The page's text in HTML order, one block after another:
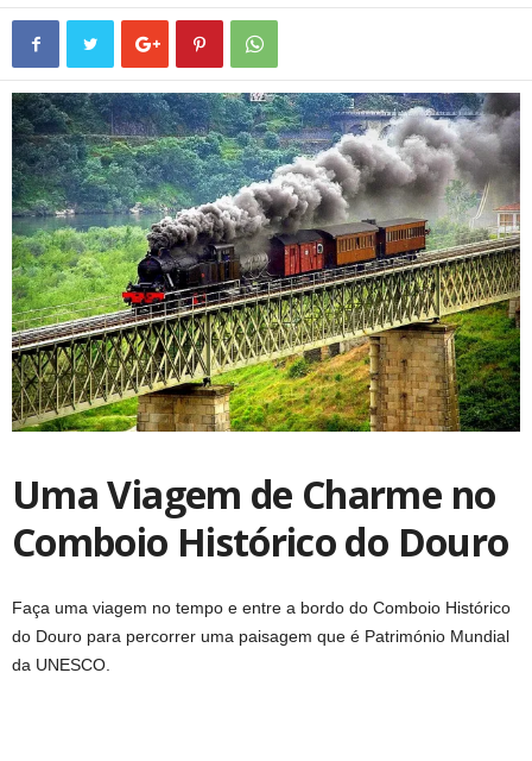
Uma Viagem de Charme no
Comboio Histórico do Douro
Faça uma viagem no tempo e entre a bordo do Comboio Histórico
do Douro para percorrer uma paisagem que é Património Mundial
da UNESCO.